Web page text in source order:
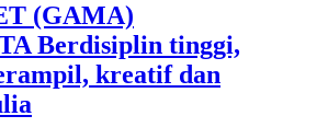
(GAMA)
Berdisiplin tinggi,
kreatif dan